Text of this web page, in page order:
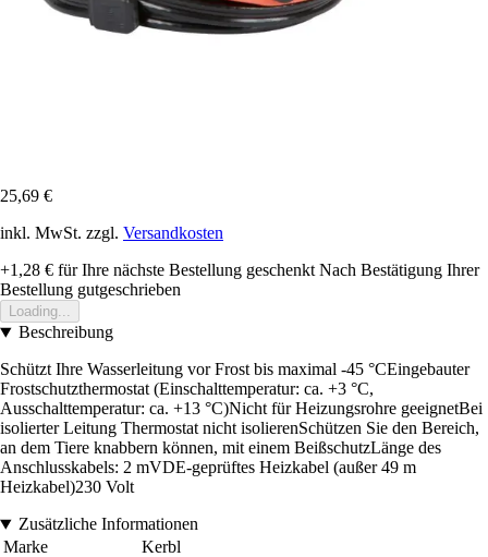
25,69 €
inkl. MwSt. zzgl. Versandkosten
+1,28 € für Ihre nächste Bestellung geschenkt Nach Bestätigung Ihrer
Bestellung gutgeschrieben
Loading...
Beschreibung
Schützt Ihre Wasserleitung vor Frost bis maximal -45 °CEingebauter
Frostschutzthermostat (Einschalttemperatur: ca. +3 °C,
Ausschalttemperatur: ca. +13 °C)Nicht für Heizungsrohre geeignetBei
isolierter Leitung Thermostat nicht isolierenSchützen Sie den Bereich,
an dem Tiere knabbern können, mit einem BeißschutzLänge des
Anschlusskabels: 2 mVDE-geprüftes Heizkabel (außer 49 m
Heizkabel)230 Volt
Zusätzliche Informationen
Marke
Kerbl